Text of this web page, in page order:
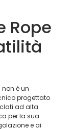
Rope
non è un
progettato
ad alta
per la sua
e ai